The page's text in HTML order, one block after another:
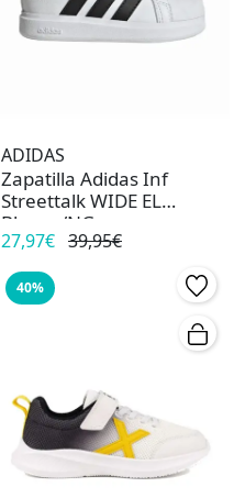
ADIDAS
Zapatilla Adidas Inf
Streettalk WIDE EL
Blanco/NG
27,97€ 39,95€
40%